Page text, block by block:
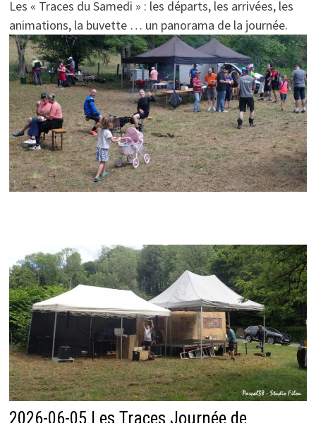
Les « Traces du Samedi » : les départs, les arrivées, les
animations, la buvette … un panorama de la journée.
2026-06-05 Les Traces Journée de